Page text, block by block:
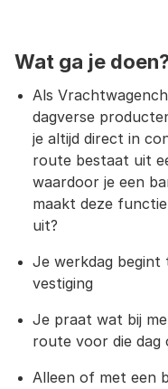
Wat ga je
Als
dagverse
je altijd direct in
route bestaat uit
waardoor je een
maakt deze
uit?
Je werkdag begint
vestiging
Je praat wat bij
route voor die dag
Alleen of met een